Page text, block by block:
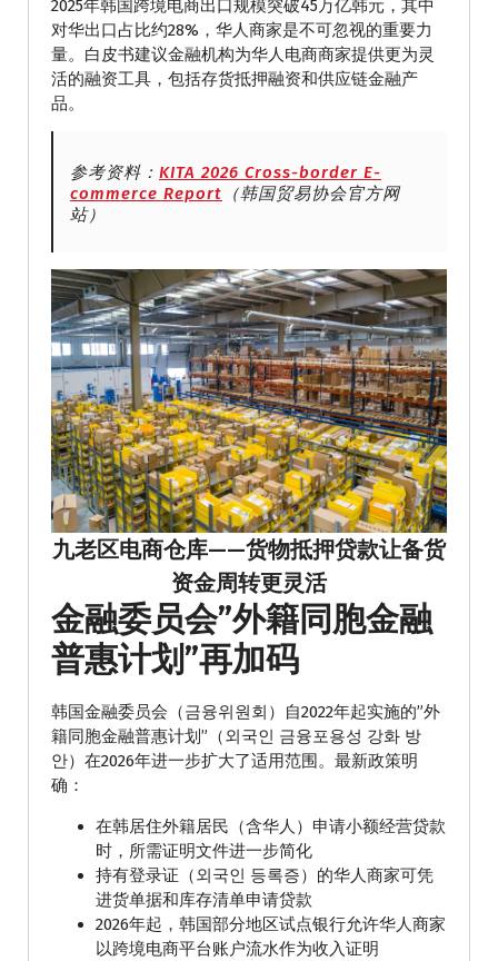
2025年韩国跨境电商出口规模突破45万亿韩元，其中
对华出口占比约28%，华人商家是不可忽视的重要力
量。白皮书建议金融机构为华人电商商家提供更为灵
活的融资工具，包括存货抵押融资和供应链金融产
品。
参考资料： KITA 2026 Cross-border E-
commerce Report （韩国贸易协会官方网
站）
九老区电商仓库——货物抵押贷款让备货
资金周转更灵活
金融委员会”外籍同胞金融
普惠计划”再加码
韩国金融委员会（금융위원회）自2022年起实施的”外
籍同胞金融普惠计划”（외국인 금융포용성 강화 방
안）在2026年进一步扩大了适用范围。最新政策明
确：
在韩居住外籍居民（含华人）申请小额经营贷款
时，所需证明文件进一步简化
持有登录证（외국인 등록증）的华人商家可凭
进货单据和库存清单申请贷款
2026年起，韩国部分地区试点银行允许华人商家
以跨境电商平台账户流水作为收入证明